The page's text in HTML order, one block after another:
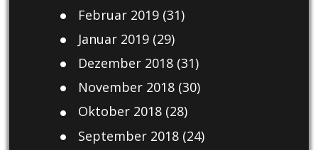
Februar 2019(31)
Januar 2019(29)
Dezember 2018(31)
November 2018(30)
Oktober 2018(28)
September 2018(24)